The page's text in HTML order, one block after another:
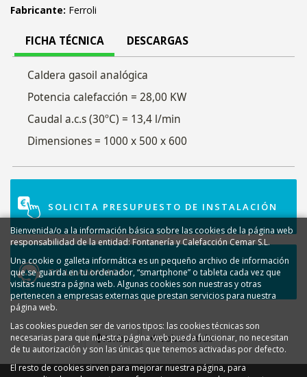
Fabricante: Ferroli
FICHA TÉCNICA DESCARGAS
Caldera gasoil analógica
Potencia calefacción = 28,00 KW
Caudal a.c.s (30ºC) = 13,4 l/min
Dimensiones = 1000 x 500 x 600
SOLICITA PRESUPUESTO DE INSTALACIÓN
TE LLAMAMOS
Arriba Volver Atrás
Bienvenida/o a la información básica sobre las cookies de la página web
responsabilidad de la entidad: Fontanería y Calefacción Cemar S.L.
Una cookie o galleta informática es un pequeño archivo de información
que se guarda en tu ordenador, “smartphone” o tableta cada vez que
visitas nuestra página web. Algunas cookies son nuestras y otras
pertenecen a empresas externas que prestan servicios para nuestra
página web.
Las cookies pueden ser de varios tipos: las cookies técnicas son
necesarias para que nuestra página web pueda funcionar, no necesitan
de tu autorización y son las únicas que tenemos activadas por defecto.
El resto de cookies sirven para mejorar nuestra página, para